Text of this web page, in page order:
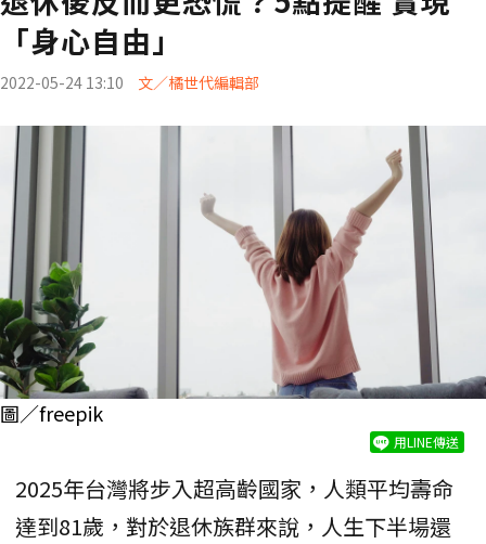
「身心自由」
2022-05-24 13:10 文／橘世代編輯部
圖／freepik
用LINE傳送
2025年台灣將步入超高齡國家，人類平均壽命
達到81歲，對於退休族群來說，人生下半場還